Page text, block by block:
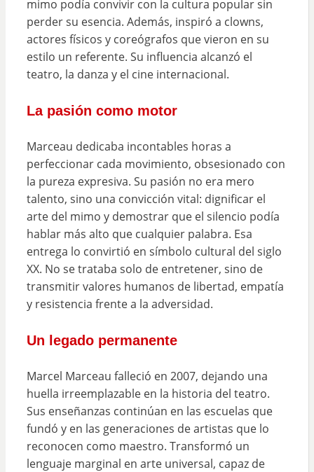
mimo podía convivir con la cultura popular sin
perder su esencia. Además, inspiró a clowns,
actores físicos y coreógrafos que vieron en su
estilo un referente. Su influencia alcanzó el
teatro, la danza y el cine internacional.
La pasión como motor
Marceau dedicaba incontables horas a
perfeccionar cada movimiento, obsesionado con
la pureza expresiva. Su pasión no era mero
talento, sino una convicción vital: dignificar el
arte del mimo y demostrar que el silencio podía
hablar más alto que cualquier palabra. Esa
entrega lo convirtió en símbolo cultural del siglo
XX. No se trataba solo de entretener, sino de
transmitir valores humanos de libertad, empatía
y resistencia frente a la adversidad.
Un legado permanente
Marcel Marceau falleció en 2007, dejando una
huella irreemplazable en la historia del teatro.
Sus enseñanzas continúan en las escuelas que
fundó y en las generaciones de artistas que lo
reconocen como maestro. Transformó un
lenguaje marginal en arte universal, capaz de